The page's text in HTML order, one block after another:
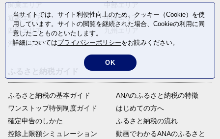
関東エリア
近畿エリア
四国エリア
沖縄エリア
中部エリア
中国エリア
ふるさと納税の基本ガイド
ワンストップ特例制度ガイド
確定申告のしかた
控除上限額シミュレーション
ANAのふるさと納税の特徴
はじめての方へ
ふるさと納税の流れ
動画でわかるANAのふるさと
当サイトでは、サイト利便性向上のため、クッキー（Cookie）を使
用しています。サイトの閲覧を継続された場合、Cookieの利用に同
意したことものといたします。
詳細についてはプライバシーポリシーをお読みください。
OK